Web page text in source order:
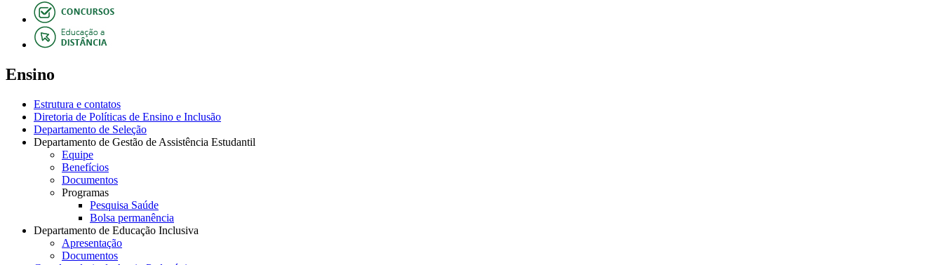
Ensino
Estrutura e contatos
Diretoria de Políticas de Ensino e Inclusão
Departamento de Seleção
Departamento de Gestão de Assistência Estudantil
Equipe
Benefícios
Documentos
Programas
Pesquisa Saúde
Bolsa permanência
Departamento de Educação Inclusiva
Apresentação
Documentos